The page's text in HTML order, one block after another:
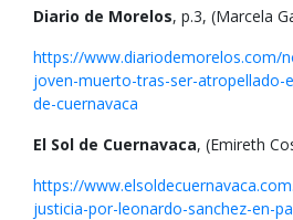
Diario de Morelos, p.3, (Marcela
https://www.diariodemorelos.com/
joven-muerto-tras-ser-atropellado-
de-cuernavaca
El Sol de Cuernavaca, (Emireth
https://
justicia-por-leonardo-sanchez-en-